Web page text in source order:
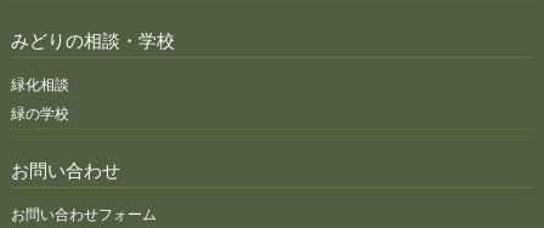
みどりの相談・学校
緑化相談
緑の学校
お問い合わせ
お問い合わせフォーム